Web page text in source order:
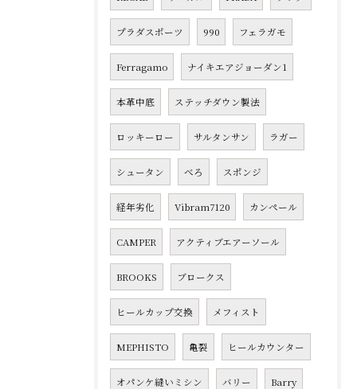
プラダスポーツ 990 フェラガモ
Ferragamo ナイキエアジョーダン1
本革中底 ステッチダウン製法
ロッキーロー サルタンサン ラガー
シュータン べろ スポンジ
経年劣化 Vibram7120 カンペール
CAMPER アクティブエアーソール
BROOKS ブロークス
ヒールカップ交換 メフィスト
MEPHISTO 亀裂 ヒールカウンター
オパンケ縫いミシン バリー Barry